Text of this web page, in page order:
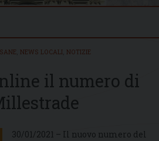
NEWS LOCALI NOTIZIE
il numero di
30/01/2021 – Il nuovo numero del